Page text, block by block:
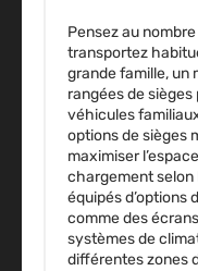
Pensez au
transportez
grande famille, un
rangées de
véhicules
options de sièges
maximiser
chargement selon
équipés d’options
comme des
systèmes de
différentes zones